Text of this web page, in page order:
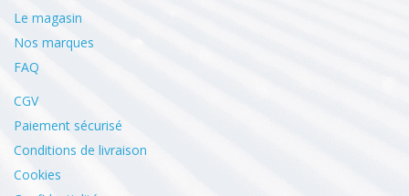
Le magasin
Nos marques
FAQ
CGV
Paiement sécurisé
Conditions de livraison
Cookies